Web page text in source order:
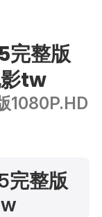
完整版
tw
1080P.HD
完整版